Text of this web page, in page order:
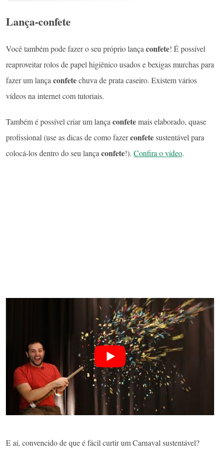
Lança-confete
Você também pode fazer o seu própriolançaconfete! É possível
reaproveitarrolos de papel higiênico usados e bexigas murchas para
fazer umlançaconfetechuva de pratacaseiro. Existem vários
vídeos na internet com tutoriais.
Também é possível criar umlança confetemais elaborado, quase
profissional (use as dicas de como fazerconfetesustentável para
colocá-los dentro do seu lança confete!). Confira o vídeo.
E aí, convencido de que é fácil curtir umCarnaval sustentável?